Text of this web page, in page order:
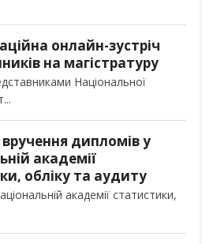
онлайн-зустріч
на магістратуру
Національної
дипломів у
академії
обліку та аудиту
академії статистики,